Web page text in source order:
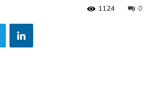
0
1124